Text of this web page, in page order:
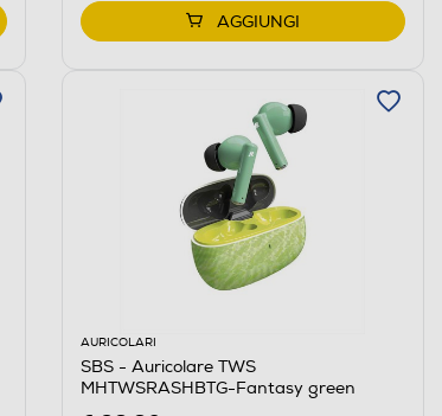
AGGIUNGI
AURICOLARI
SBS - Auricolare TWS
MHTWSRASHBTG-Fantasy green